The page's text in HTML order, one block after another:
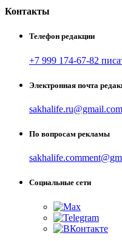
Контакты
Телефон редакции
+7 999 174-67-82
Электронная почта
sakhalife.ru@gmail.com
По вопросам рекламы
Социальные сети